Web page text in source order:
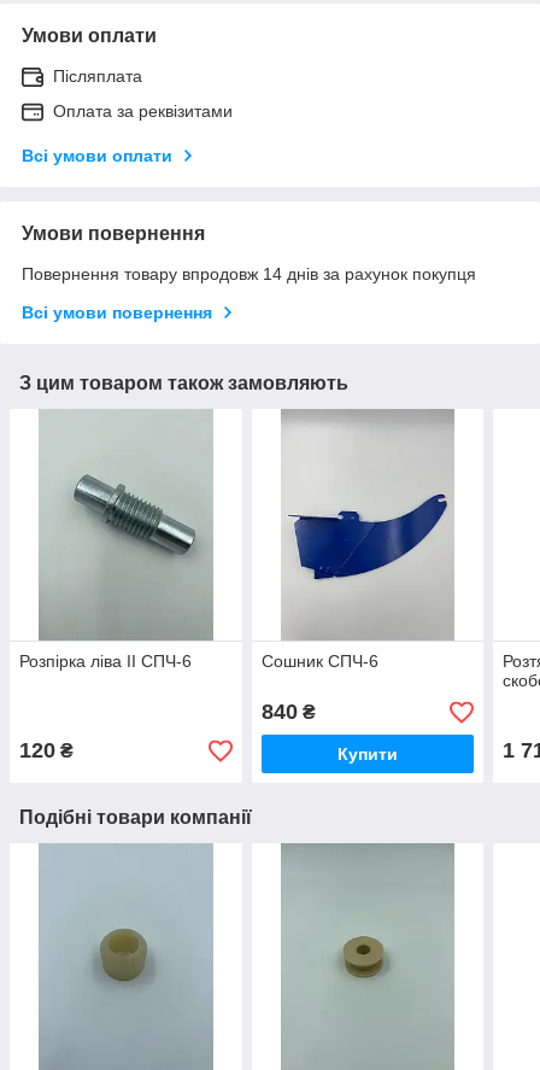
Умови оплати
Післяплата
Оплата за реквізитами
Всі умови оплати
Умови повернення
Повернення товару впродовж 14 днів за рахунок покупця
Всі умови повернення
З цим товаром також замовляють
Розпірка ліва II СПЧ-6
120 ₴
Сошник СПЧ-6
840₴
Купити 1
Подібні товари компанії